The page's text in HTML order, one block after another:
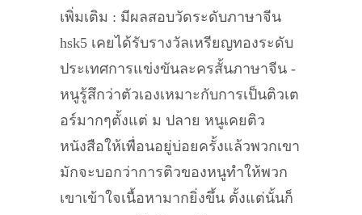
เพิ่มเติม : มีผลสอบวัดระดับภาษาจีน
hsk5 เคยได้รับรางวัลเหรียญทองระดับ
ประเทศการแข่งขันละครสั้นภาษาจีน -
หนูรู้สึกว่าตัวเองเหมาะกับการเป็นติวเต
อร์มากๆตั้งแต่ ม ปลาย หนูเคยติว
หนังสือให้เพื่อนอยู่บ่อยครั้งแล้วพวกเขา
มักจะบอกว่าการติวของหนูทำให้พวก
เขาเข้าใจเนื้อหามากยิ่งขึ้น ตั้งแต่นั้นก็